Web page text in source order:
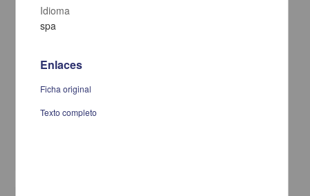
Apuntes de propedeutica ginecologica
Idioma
spa
Enlaces
Ficha original
Texto completo